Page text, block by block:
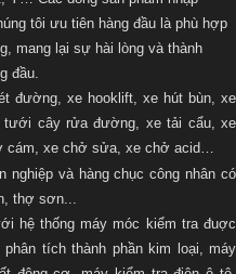
tôi ưu tiên hàng đầu là phù hợp
mang lại sự hài lòng và thành
đầu.
đường, xe hooklift, xe hút bùn, xe
tưới cây rửa đường, xe tải cẩu, xe
cám, xe chở sửa, xe chở acid…
và hàng chục công nhân có
thợ sơn...
hệ thống máy móc kiểm tra đuợc
tích thành phần kim loại, máy